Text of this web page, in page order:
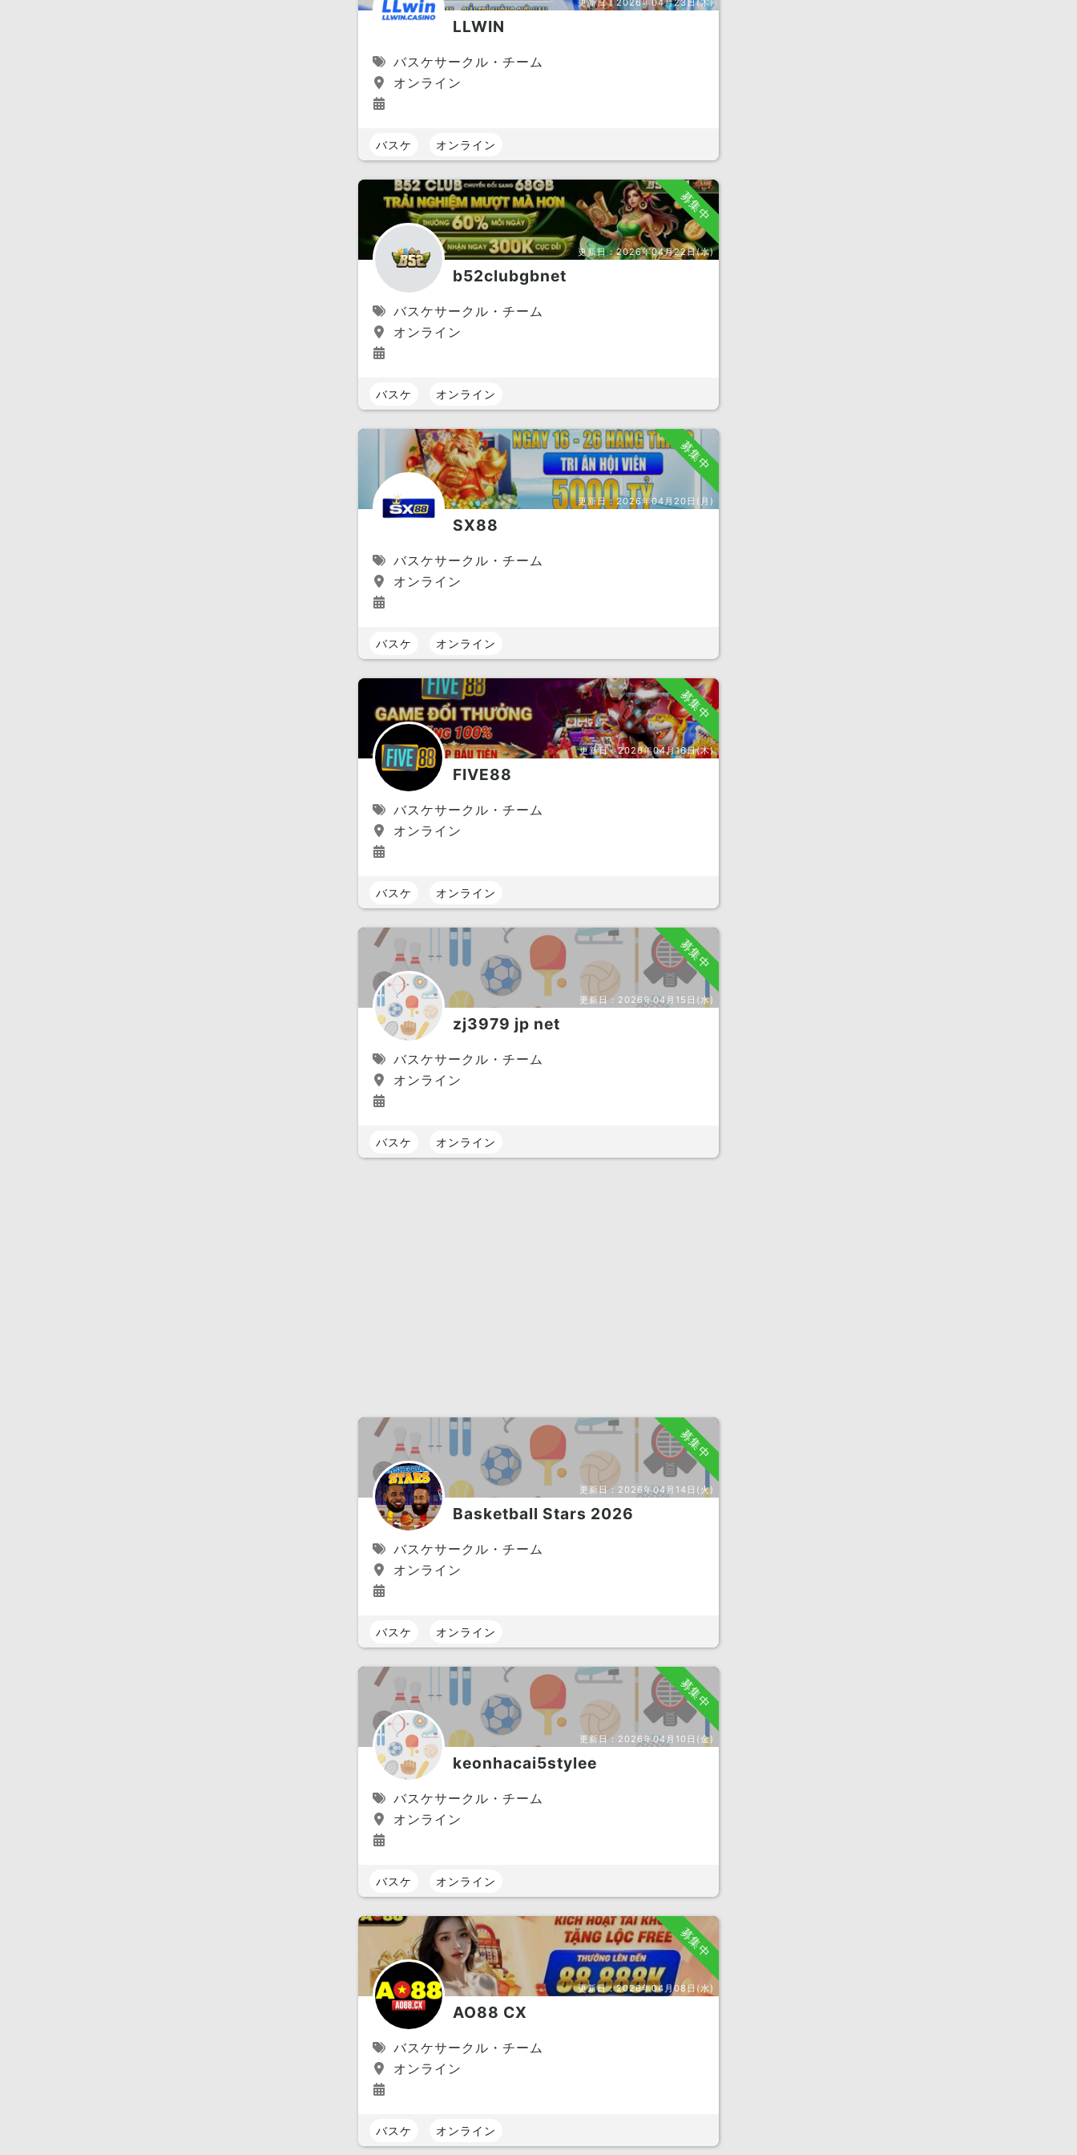
更新日：2026年04月23日(木)
LLWIN
バスケサークル・チーム
オンライン
バスケ オンライン
募集中
更新日：2026年04月22日(水)
b52clubgbnet
バスケサークル・チーム
オンライン
バスケ オンライン
募集中
更新日：2026年04月20日(月)
SX88
バスケサークル・チーム
オンライン
バスケ オンライン
募集中
更新日：2026年04月16日(木)
FIVE88
バスケサークル・チーム
オンライン
バスケ オンライン
募集中
更新日： 2026年04月15日(水)
zj3979 jp net
バスケサークル・チーム
オンライン
バスケ オンライン
募集中
更新日： 2026年04月14日(火)
Basketball Stars 2026
バスケサークル・チーム
オンライン
バスケ オンライン
募集中
更新日： 2026年04月10日(金)
keonhacai5stylee
バスケサークル・チーム
オンライン
バスケ オンライン
募集中
更新日：2026年04月08日(水)
AO88 CX
バスケサークル・チーム
オンライン
バスケ オンライン